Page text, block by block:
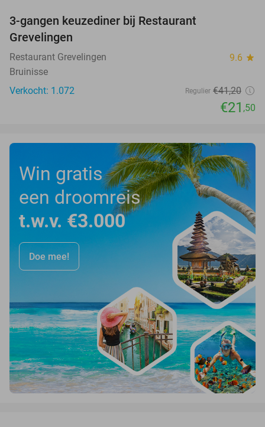
3-gangen keuzediner bij Restaurant
Grevelingen
Restaurant Grevelingen 9.6 star
Bruinisse
Verkocht: 1.072
Regulier €41,20
€21 ,50
Win gratis
een droomreis
t.w.v. €3.000
Doe mee!